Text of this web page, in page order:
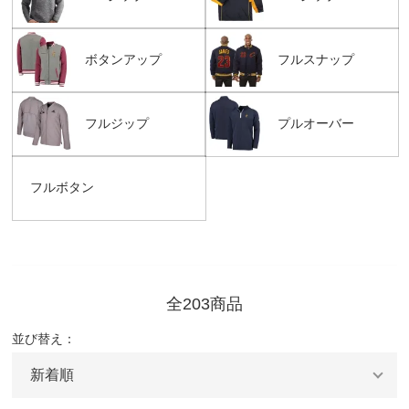
ボタンアップ フルスナップ
フルジップ プルオーバー
フルボタン
全203商品
並び替え：